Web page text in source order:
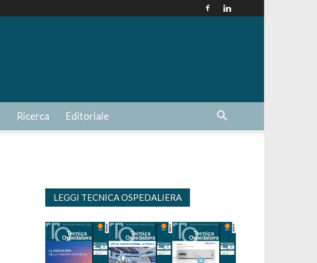
Ricerca Editoriale
LEGGI TECNICA OSPEDALIERA